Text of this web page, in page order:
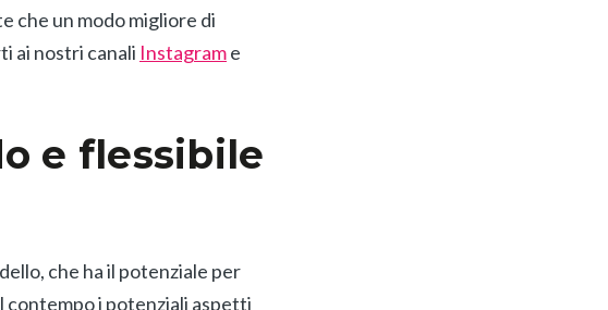
che un modo migliore di
ai nostri canali Instagrame
e flessibile
che ha il potenziale per
contempo i potenziali aspetti